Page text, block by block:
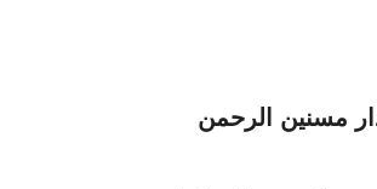
مسنين الرحمن